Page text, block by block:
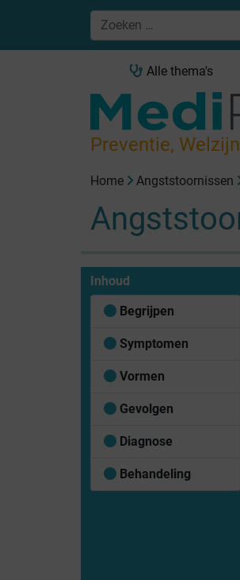
Alle thema's
Preventie,
Home Angststoornissen
Inhoud
Begrijpen
Symptomen
Vormen
Gevolgen
Diagnose
Behandeling